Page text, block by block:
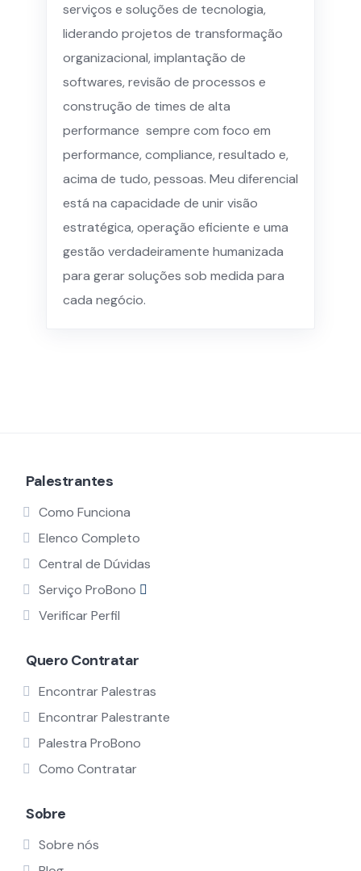
serviços e soluções de tecnologia,
liderando projetos de transformação
organizacional, implantação de
softwares, revisão de processos e
construção de times de alta
performance sempre com foco em
performance, compliance, resultado e,
acima de tudo, pessoas. Meu diferencial
está na capacidade de unir visão
estratégica, operação eficiente e uma
gestão verdadeiramente humanizada
para gerar soluções sob medida para
cada negócio.
Palestrantes
Como Funciona
Elenco Completo
Central de Dúvidas
Serviço ProBono
Verificar Perfil
Quero Contratar
Encontrar Palestras
Encontrar Palestrante
Palestra ProBono
Como Contratar
Sobre
Sobre nós